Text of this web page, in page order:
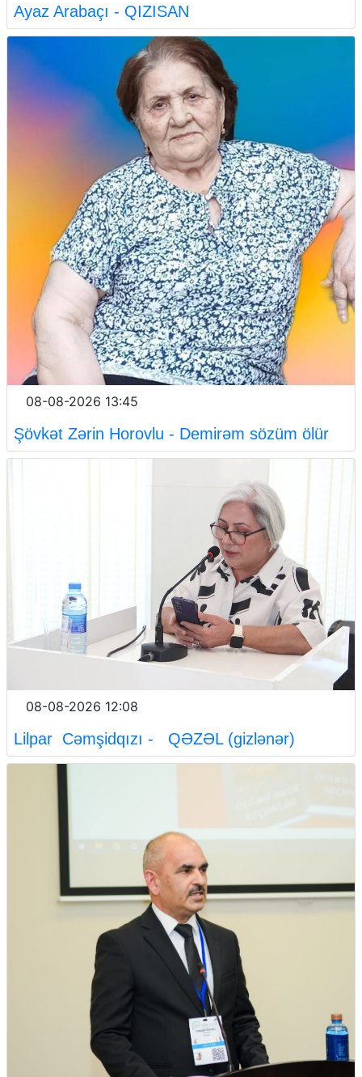
Ayaz Arabaçı - QIZISAN
08-08-2026 13:45
Şövkət Zərin Horovlu - Demirəm sözüm ölür
08-08-2026 12:08
Lilpar Cəmşidqızı - QƏZƏL (gizlənər)